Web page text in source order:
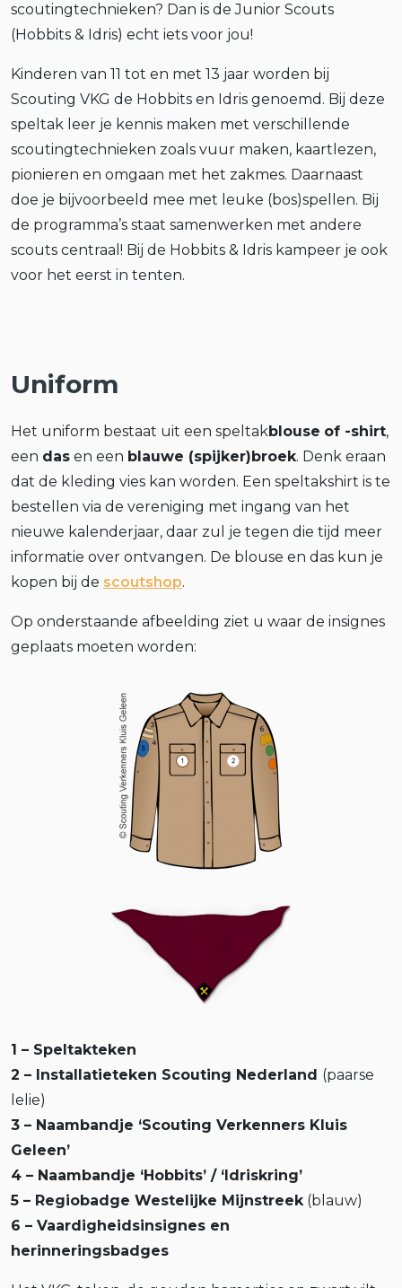
scoutingtechnieken? Dan is de Junior Scouts
(Hobbits & Idris) echt iets voor jou!
Kinderen van 11 tot en met 13 jaar worden bij
Scouting VKG de Hobbits en Idris genoemd. Bij deze
speltak leer je kennis maken met verschillende
scoutingtechnieken zoals vuur maken, kaartlezen,
pionieren en omgaan met het zakmes. Daarnaast
doe je bijvoorbeeld mee met leuke (bos)spellen. Bij
de programma’s staat samenwerken met andere
scouts centraal! Bij de Hobbits & Idris kampeer je ook
voor het eerst in tenten.
Uniform
Het uniform bestaat uit een speltakblouse of -shirt,
een das en een blauwe (spijker)broek. Denk eraan
dat de kleding vies kan worden. Een speltakshirt is te
bestellen via de vereniging met ingang van het
nieuwe kalenderjaar, daar zul je tegen die tijd meer
informatie over ontvangen. De blouse en das kun je
kopen bij de scoutshop.
Op onderstaande afbeelding ziet u waar de insignes
geplaats moeten worden:
1 – Speltakteken
2 – Installatieteken Scouting Nederland (paarse
lelie)
3 – Naambandje ‘Scouting Verkenners Kluis
Geleen’
4 – Naambandje ‘Hobbits’ / ‘Idriskring’
5 – Regiobadge Westelijke Mijnstreek (blauw)
6 – Vaardigheidsinsignes en
herinneringsbadges